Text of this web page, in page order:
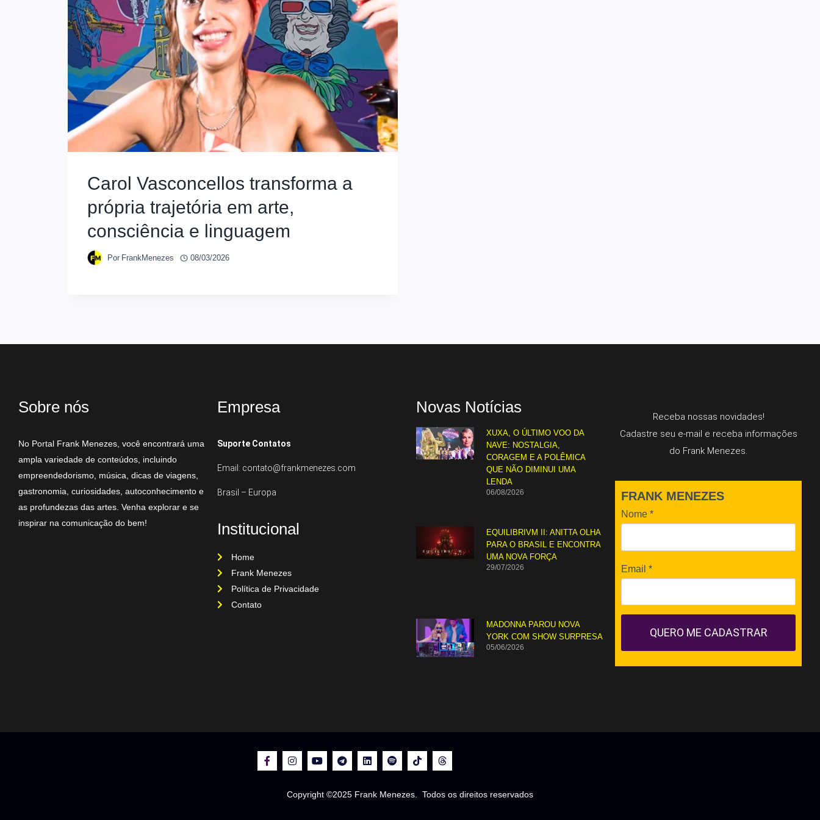
Carol Vasconcellos transforma a
própria trajetória em arte,
consciência e linguagem
Por FrankMenezes 08/03/2026
Sobre nós
No Portal Frank Menezes, você encontrará uma
ampla variedade de conteúdos, incluindo
empreendedorismo, música, dicas de viagens,
gastronomia, curiosidades, autoconhecimento e
as profundezas das artes. Venha explorar e se
inspirar na comunicação do bem!
Empresa
Suporte Contatos
Email: contato@frankmenezes.com
Brasil – Europa
Institucional
Home
Frank Menezes
Política de Privacidade
Contato
Novas Notícias
XUXA, O ÚLTIMO VOO DA
NAVE: NOSTALGIA,
CORAGEM E A POLÊMICA
QUE NÃO DIMINUI UMA
LENDA
06/08/2026
EQUILIBRIVM II: ANITTA OLHA
PARA O BRASIL E ENCONTRA
UMA NOVA FORÇA
29/07/2026
MADONNA PAROU NOVA
YORK COM SHOW SURPRESA
05/06/2026
Receba nossas novidades!
Cadastre seu e-mail e receba informações
do Frank Menezes.
FRANK MENEZES
Nome *
Email *
QUERO ME CADASTRAR
Copyright ©2025 Frank Menezes. Todos os direitos reservados